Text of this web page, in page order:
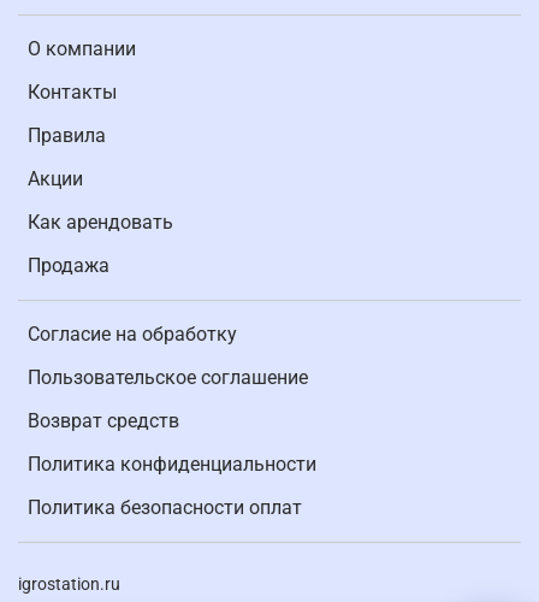
О компании
Контакты
Правила
Акции
Как арендовать
Продажа
Согласие на обработку
Пользовательское соглашение
Возврат средств
Политика конфиденциальности
Политика безопасности оплат
igrostation.ru